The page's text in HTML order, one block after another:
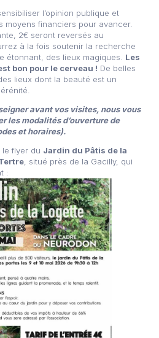
l’opinion publique et
moyens financiers pour avancer.
2€ seront reversés au
à la fois soutenir la recherche
étonnant, des lieux magiques. Les
bon pour le cerveau ! De belles
lieux dont la beauté est un
avant vos visites, nous vous
les modalités d’ouverture de
et horaires).
flyer du Jardin du Pâtis de la
, situé près de la Gacilly, qui
: